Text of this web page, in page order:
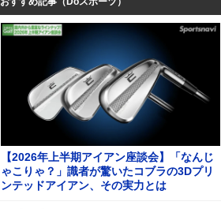
【2026年上半期アイアン座談会】「なんじ
ゃこりゃ？」識者が驚いたコブラの3Dプリ
ンテッドアイアン、その実力とは